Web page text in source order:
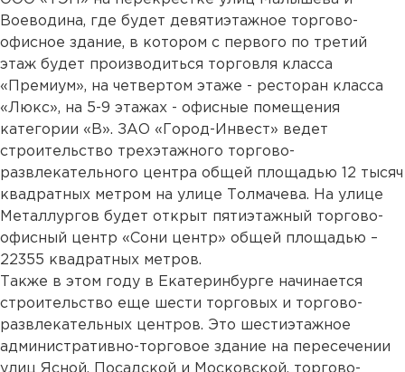
Воеводина, где будет девятиэтажное торгово-
офисное здание, в котором с первого по третий
этаж будет производиться торговля класса
«Премиум», на четвертом этаже - ресторан класса
«Люкс», на 5-9 этажах - офисные помещения
категории «В». ЗАО «Город-Инвест» ведет
строительство трехэтажного торгово-
развлекательного центра общей площадью 12 тысяч
квадратных метром на улице Толмачева. На улице
Металлургов будет открыт пятиэтажный торгово-
офисный центр «Сони центр» общей площадью –
22355 квадратных метров.
Также в этом году в Екатеринбурге начинается
строительство еще шести торговых и торгово-
развлекательных центров. Это шестиэтажное
административно-торговое здание на пересечении
улиц Ясной, Посадской и Московской, торгово-